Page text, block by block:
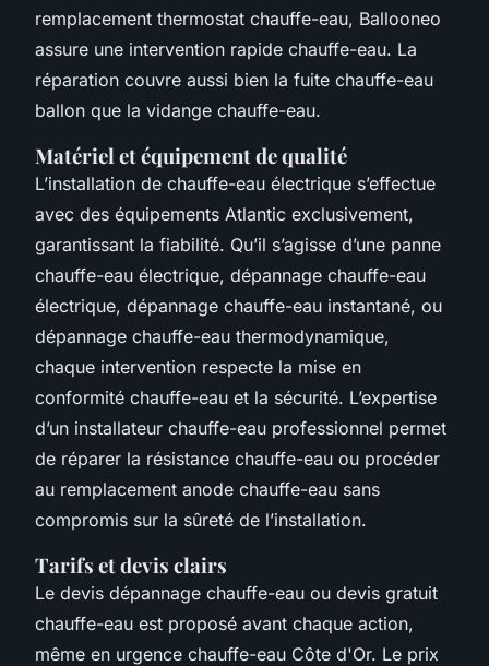
remplacement thermostat chauffe-eau, Ballooneo
assure une intervention rapide chauffe-eau. La
réparation couvre aussi bien la fuite chauffe-eau
ballon que la vidange chauffe-eau.
Matériel et équipement de qualité
L’installation de chauffe-eau électrique s’effectue
avec des équipements Atlantic exclusivement,
garantissant la fiabilité. Qu’il s’agisse d’une panne
chauffe-eau électrique, dépannage chauffe-eau
électrique, dépannage chauffe-eau instantané, ou
dépannage chauffe-eau thermodynamique,
chaque intervention respecte la mise en
conformité chauffe-eau et la sécurité. L’expertise
d’un installateur chauffe-eau professionnel permet
de réparer la résistance chauffe-eau ou procéder
au remplacement anode chauffe-eau sans
compromis sur la sûreté de l’installation.
Tarifs et devis clairs
Le devis dépannage chauffe-eau ou devis gratuit
chauffe-eau est proposé avant chaque action,
même en urgence chauffe-eau Côte d'Or. Le prix